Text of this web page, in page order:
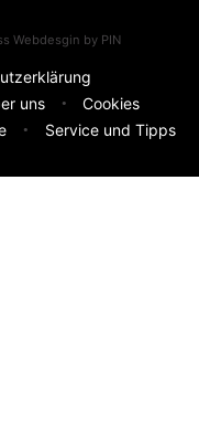
Webdesgin by PIN
uns
Cookies
Service und Tipps